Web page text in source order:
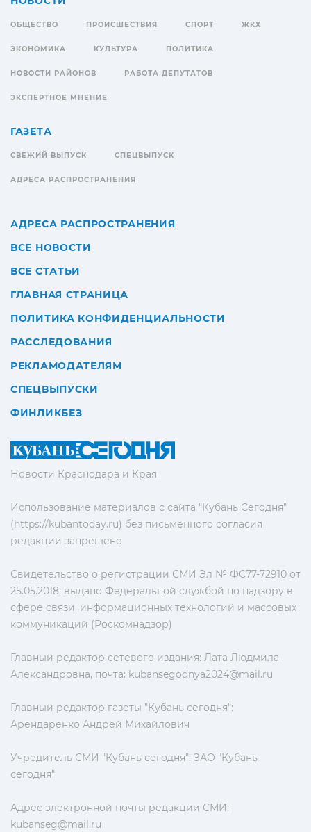
Новости Краснодара и Края
Использование материалов с сайта "Кубань Сегодня"
(https://kubantoday.ru) без письменного согласия
редакции запрещено
Свидетельство о регистрации СМИ Эл № ФС77-72910 от
25.05.2018, выдано Федеральной службой по надзору в
сфере связи, информационных технологий и массовых
коммуникаций (Роскомнадзор)
Главный редактор сетевого издания: Лата Людмила
Александровна, почта: kubansegodnya2024@mail.ru
Главный редактор газеты "Кубань сегодня":
Арендаренко Андрей Михайлович
Учредитель СМИ "Кубань сегодня": ЗАО "Кубань
сегодня"
Адрес электронной почты редакции СМИ:
kubanseg@mail.ru
ОБЩЕСТВО ПРОИСШЕСТВИЯ СПОРТ ЖКХ
ЭКОНОМИКА КУЛЬТУРА ПОЛИТИКА
НОВОСТИ РАЙОНОВ РАБОТА ДЕПУТАТОВ
ЭКСПЕРТНОЕ МНЕНИЕ
ГАЗЕТА
СВЕЖИЙ ВЫПУСК СПЕЦВЫПУСК
АДРЕСА РАСПРОСТРАНЕНИЯ
АДРЕСА РАСПРОСТРАНЕНИЯ
ВСЕ НОВОСТИ
ВСЕ СТАТЬИ
ГЛАВНАЯ СТРАНИЦА
ПОЛИТИКА КОНФИДЕНЦИАЛЬНОСТИ
РАССЛЕДОВАНИЯ
РЕКЛАМОДАТЕЛЯМ
СПЕЦВЫПУСКИ
ФИНЛИКБЕЗ